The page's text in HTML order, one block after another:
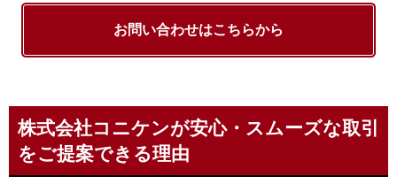
お問い合わせはこちらから
株式会社コニケンが安心・スムーズな取引
をご提案できる理由